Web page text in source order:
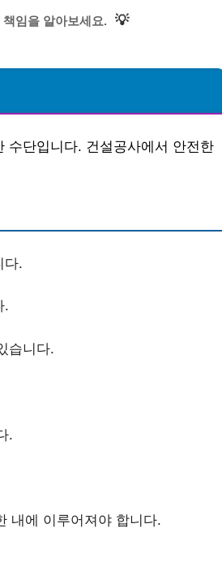
임을 알아보세요. 💡
수단입니다. 건설공사에서 안전한
다.
.
습니다.
.
내에 이루어져야 합니다.